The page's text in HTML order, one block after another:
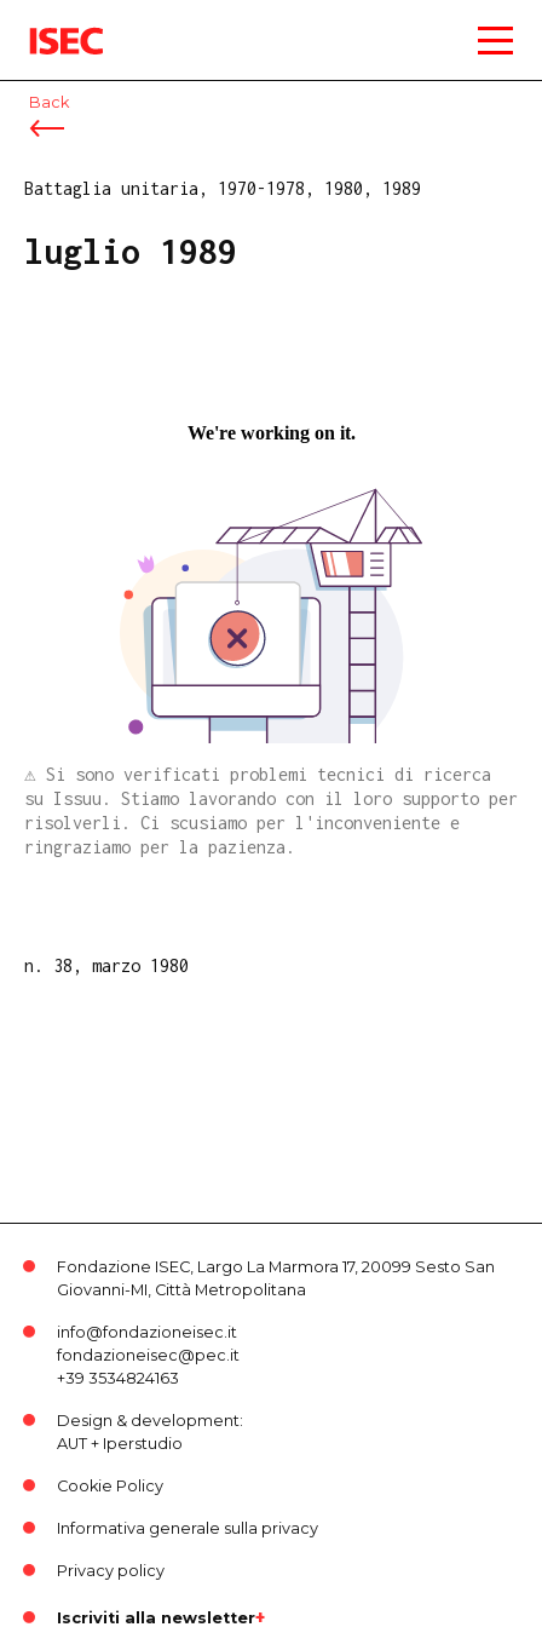
ISEC
Back
Battaglia unitaria, 1970-1978, 1980, 1989
luglio 1989
⚠️ Si sono verificati problemi tecnici di ricerca
su Issuu. Stiamo lavorando con il loro supporto per
risolverli. Ci scusiamo per l'inconveniente e
ringraziamo per la pazienza.
n. 38, marzo 1980
Fondazione ISEC, Largo La Marmora 17, 20099 Sesto San
Giovanni-MI, Città Metropolitana
info@fondazioneisec.it
fondazioneisec@pec.it
+39 3534824163
Design & development:
AUT+ Iperstudio
Cookie Policy
Informativa generale sulla privacy
Privacy policy
Iscriviti alla newsletter